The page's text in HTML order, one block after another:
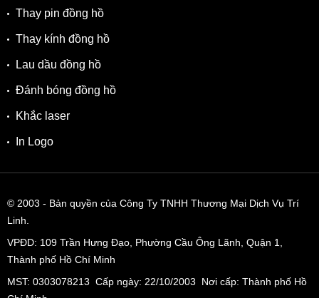
Thay pin đồng hồ
Thay kính đồng hồ
Lau dầu đồng hồ
Đánh bóng đồng hồ
Khắc laser
In Logo
© 2003 - Bản quyền của Công Ty TNHH Thương Mại Dịch Vụ Trí
Linh.
VPĐD: 109 Trần Hưng Đạo, Phường Cầu Ông Lãnh, Quận 1,
Thành phố Hồ Chí Minh
MST: 0303078213 Cấp ngày: 22/10/2003 Nơi cấp: Thành phố Hồ